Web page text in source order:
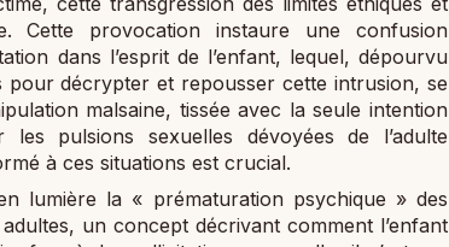
Cette provocation instaure une confusion
dans l’esprit de l’enfant, lequel, dépourvu
pour décrypter et repousser cette intrusion, se
malsaine, tissée avec la seule intention
pulsions sexuelles dévoyées de l’adulte
à ces situations est crucial.
lumière la « prématuration psychique » des
un concept décrivant comment l’enfant